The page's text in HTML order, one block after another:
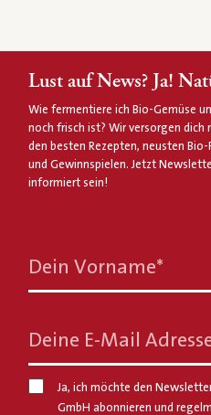
Lust auf News? Ja!
Wie fermentiere ich Bio-Gemüse
noch frisch ist? Wir versorgen dich
den besten Rezepten, neusten
und Gewinnspielen. Jetzt
informiert sein!
Dein Vorname*
Deine E-Mail
Ja, ich möchte den
GmbH abonnieren und